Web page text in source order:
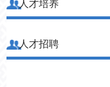
人才培养
人才招聘